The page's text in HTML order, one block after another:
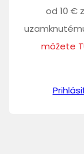
od 10 €
môžete